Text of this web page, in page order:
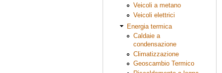
Veicoli a metano
Veicoli elettrici
Energia termica
Caldaie a
condensazione
Climatizzazione
Geoscambio Termico